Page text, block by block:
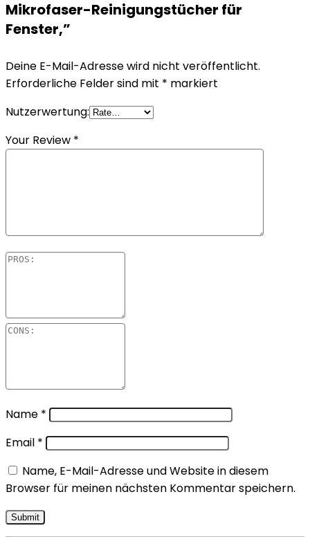
Mikrofaser-Reinigungstücher für
Fenster,”
Deine E-Mail-Adresse wird nicht veröffentlicht.
Erforderliche Felder sind mit * markiert
Nutzerwertung:
Your Review *
Name *
Email *
Name, E-Mail-Adresse und Website in diesem
Browser für meinen nächsten Kommentar speichern.